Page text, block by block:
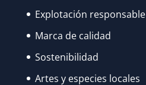
Explotación responsable
Marca de calidad
Sostenibilidad
Artes y especies locales